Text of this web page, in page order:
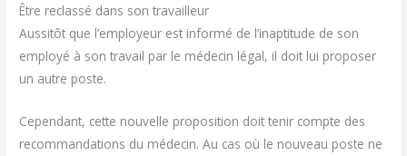
Être reclassé dans son travailleur
Aussitôt que l’employeur est informé de l’inaptitude de son
employé à son travail par le médecin légal, il doit lui proposer
un autre poste.
Cependant, cette nouvelle proposition doit tenir compte des
recommandations du médecin. Au cas où le nouveau poste ne